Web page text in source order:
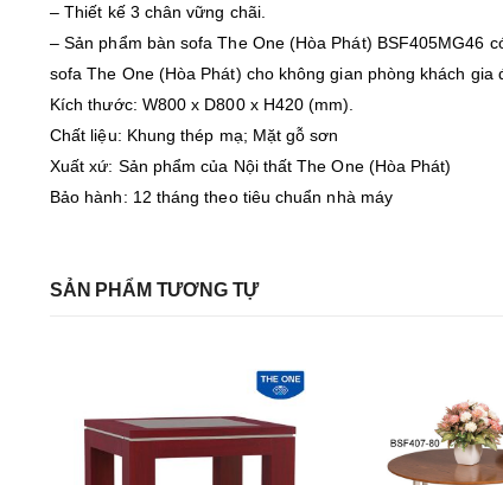
– Thiết kế 3 chân vững chãi.
– Sản phẩm bàn sofa The One (Hòa Phát)
sofa The One (Hòa Phát) cho không gian phòng khách gia
Kích thước: W800 x D800 x H420 (mm).
Chất liệu: Khung thép mạ; Mặt gỗ sơn
Xuất xứ: Sản phẩm của Nội thất The One (Hòa Phát)
Bảo hành: 12 tháng theo tiêu chuẩn nhà máy
SẢN PHẨM TƯƠNG TỰ